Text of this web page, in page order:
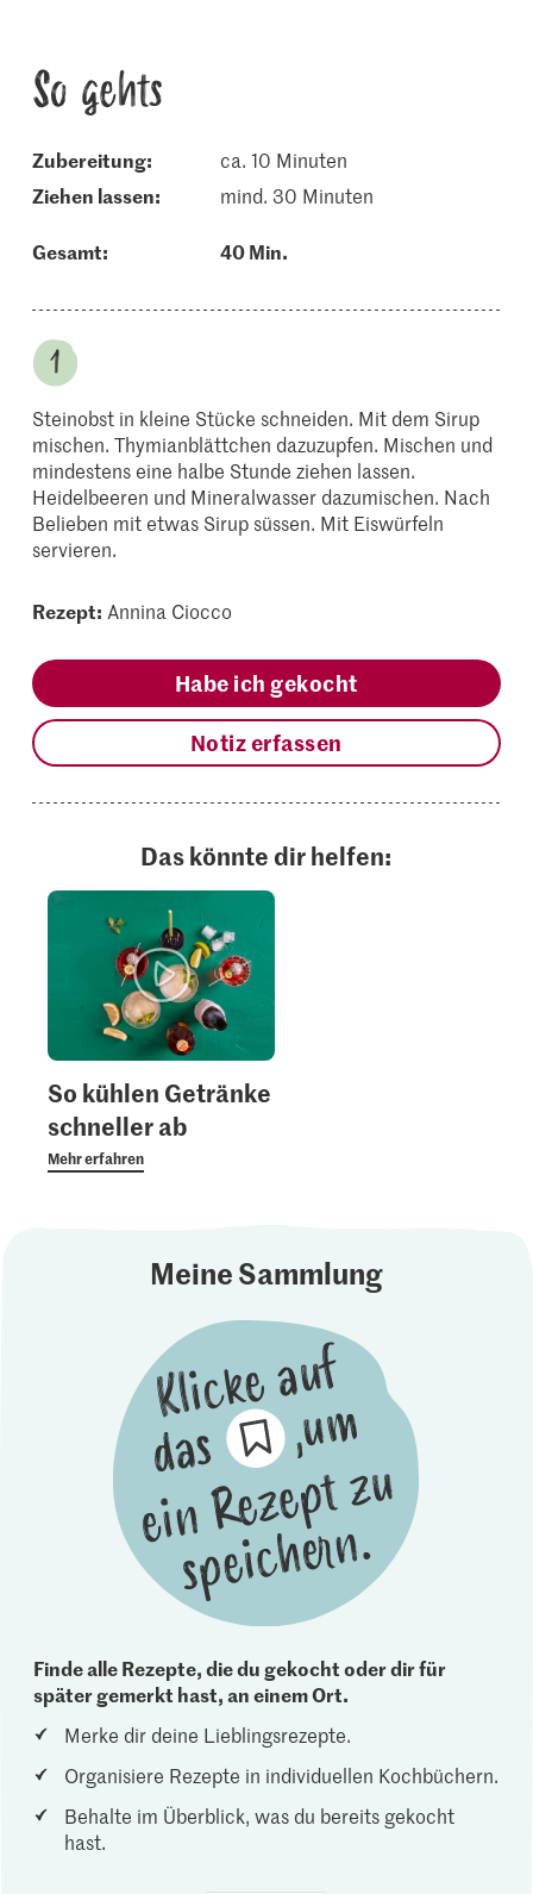
So gehts
Zubereitung:
ca. 10 Minuten
ziehen lassen:
mind. 30 Minuten
Gesamt: 40 Min.
Steinobst in kleine Stücke schneiden. Mit dem Sirup
mischen. Thymianblättchen dazuzupfen. Mischen und
mindestens eine halbe Stunde ziehen lassen.
Heidelbeeren und Mineralwasser dazumischen. Nach
Belieben mit etwas Sirup süssen. Mit Eiswürfeln
servieren.
Rezept: Annina Ciocco
Habe ich gekocht
Notiz erfassen
Das könnte dir helfen:
So kühlen Getränke
schneller ab
Mehr erfahren
Meine Sammlung
Finde alle Rezepte, die du gekocht oder dir für
später gemerkt hast, an einem Ort.
Merke dir deine Lieblingsrezepte.
Organisiere Rezepte in individuellen Kochbüchern.
Behalte im Überblick, was du bereits gekocht
hast.